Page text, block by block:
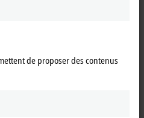
de proposer des contenus